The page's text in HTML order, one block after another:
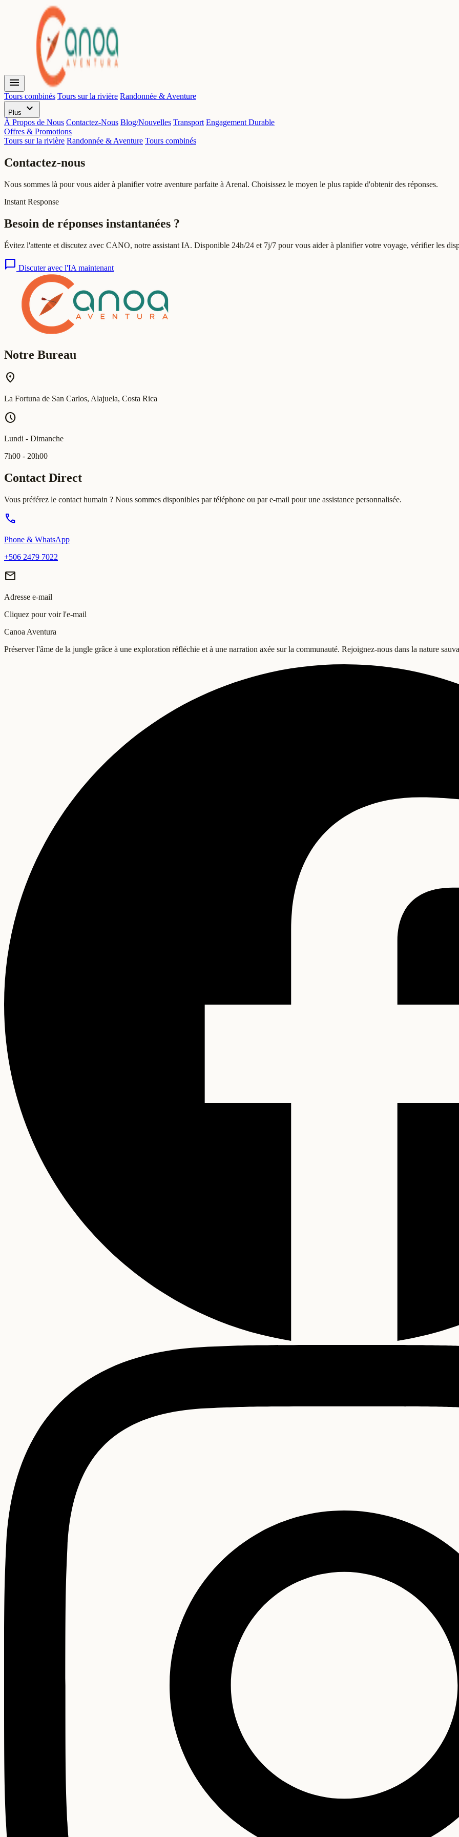
menu
Tours combinés Tours sur la rivière Randonnée & Aventure
Plus expand_more
À Propos de Nous Contactez-Nous Blog/Nouvelles Transport Engagement Durable
Offres & Promotions
Tours sur la rivière Randonnée & Aventure Tours combinés
Contactez-nous
Nous sommes là pour vous aider à planifier votre aventure parfaite à Arenal. Choisissez le moyen le plus rapide d'obtenir des réponses.
Instant Response
Besoin de réponses instantanées ?
Évitez l'attente et discutez avec CANO, notre assistant IA. Disponible 24h/24 et 7j/7 pour vous aider à planifier votre voyage, vérifier les
chat_bubble Discuter avec l'IA maintenant
Notre Bureau
location_on
La Fortuna de San Carlos, Alajuela, Costa Rica
schedule
Lundi - Dimanche
7h00 - 20h00
Contact Direct
Vous préférez le contact humain ? Nous sommes disponibles par téléphone ou par e-mail pour une assistance personnalisée.
phone
Phone & WhatsApp
+506 2479 7022
mail
Adresse e-mail
Cliquez pour voir l'e-mail
Canoa Aventura
Préserver l'âme de la jungle grâce à une exploration réfléchie et à une narration axée sur la communauté. Rejoignez-nous dans la nature